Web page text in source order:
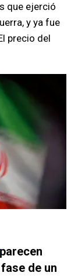
que ejerció
y ya fue
precio del
parecen
de un